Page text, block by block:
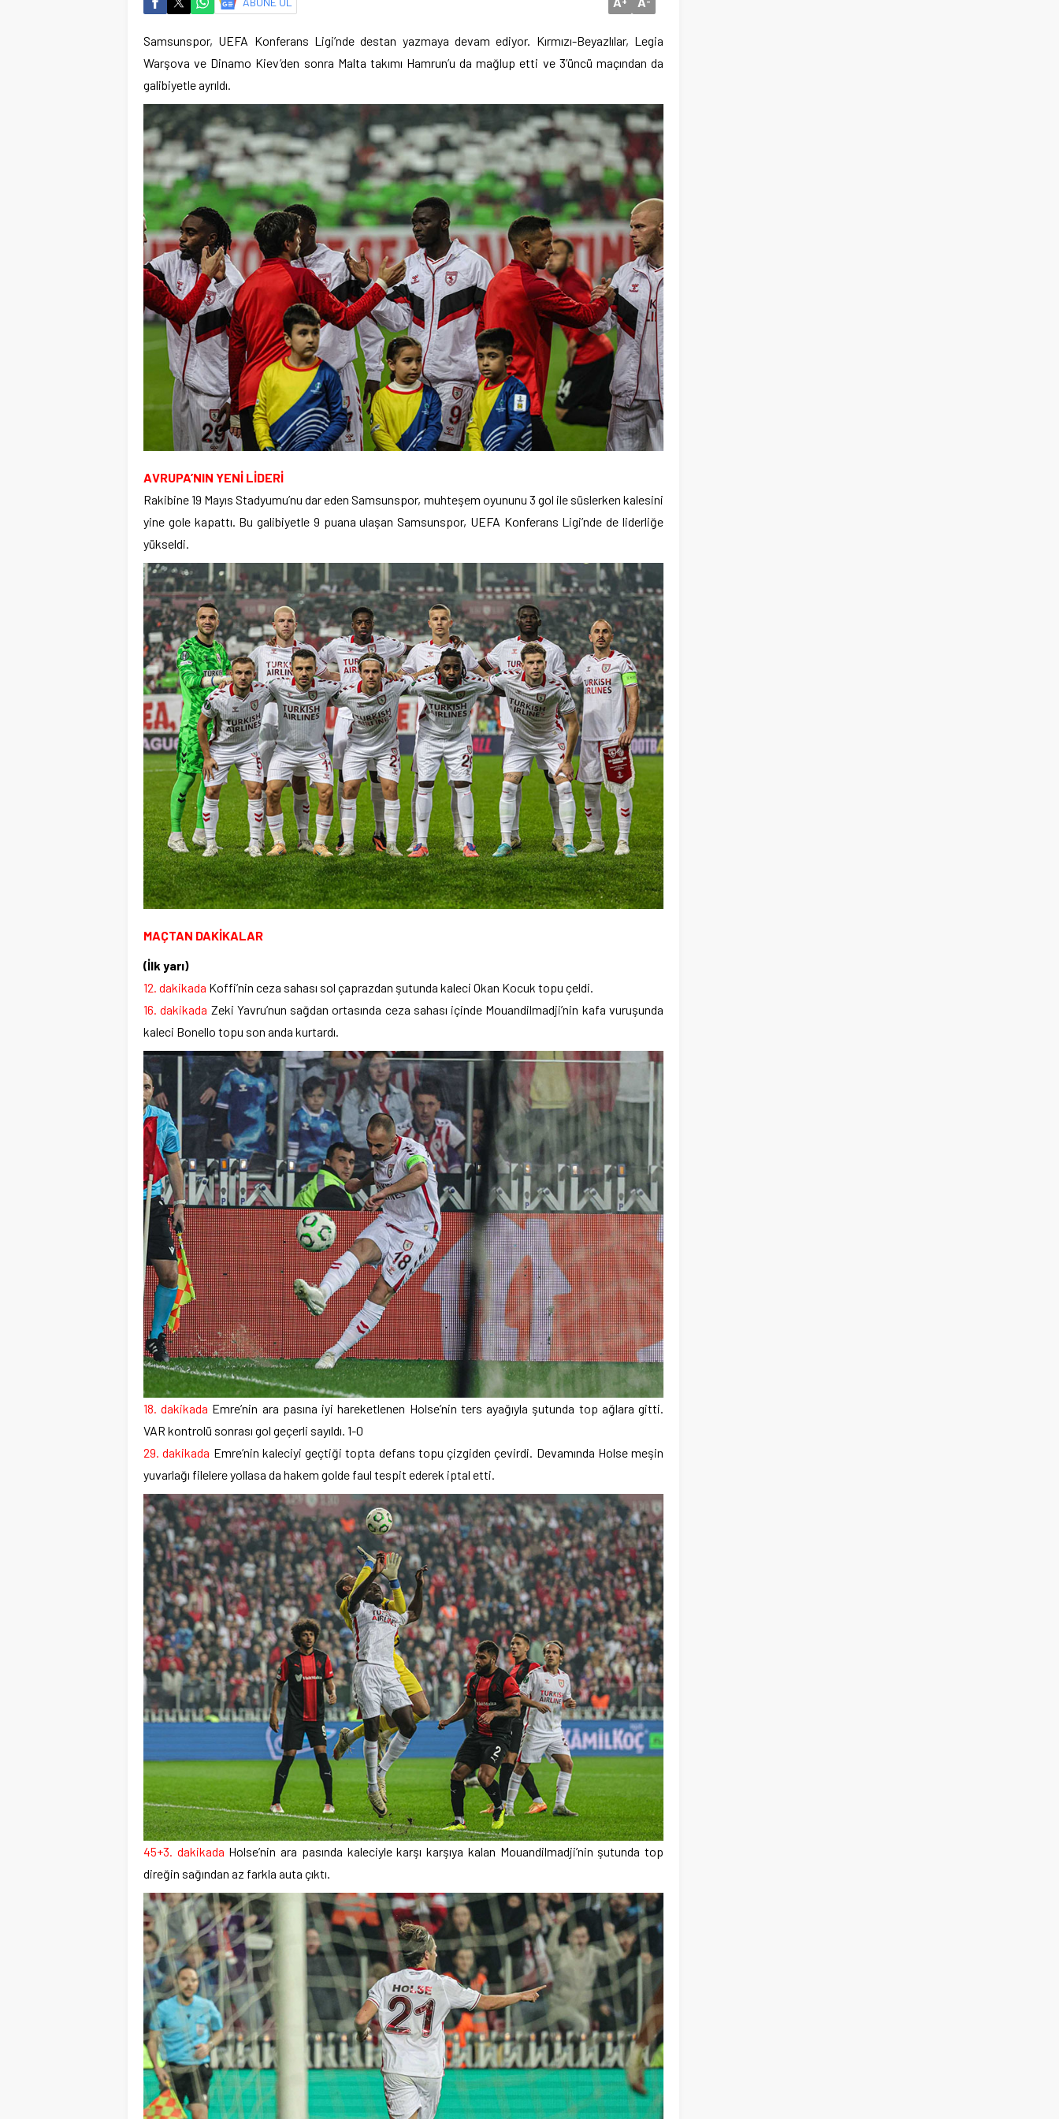
Samsunspor, UEFA Konferans Ligi’nde destan yazmaya devam ediyor. Kırmızı-Beyazlılar, Legia
Warşova ve Dinamo Kiev’den sonra Malta takımı Hamrun’u da mağlup etti ve 3’üncü maçından da
galibiyetle ayrıldı.
AVRUPA’NIN YENİ LİDERİ
Rakibine 19 Mayıs Stadyumu’nu dar eden Samsunspor, muhteşem oyununu 3 gol ile süslerken kalesini
yine gole kapattı. Bu galibiyetle 9 puana ulaşan Samsunspor, UEFA Konferans Ligi’nde de liderliğe
yükseldi.
MAÇTAN DAKİKALAR
(İlk yarı)
12. dakikada Koffi’nin ceza sahası sol çaprazdan şutunda kaleci Okan Kocuk topu çeldi.
16. dakikada Zeki Yavru’nun sağdan ortasında ceza sahası içinde Mouandilmadji’nin kafa vuruşunda
kaleci Bonello topu son anda kurtardı.
18. dakikada Emre’nin ara pasına iyi hareketlenen Holse’nin ters ayağıyla şutunda top ağlara gitti.
VAR kontrolü sonrası gol geçerli sayıldı. 1-0
29. dakikada Emre’nin kaleciyi geçtiği topta defans topu çizgiden çevirdi. Devamında Holse meşin
yuvarlağı filelere yollasa da hakem golde faul tespit ederek iptal etti.
45+3. dakikada Holse’nin ara pasında kaleciyle karşı karşıya kalan Mouandilmadji’nin şutunda top
direğin sağından az farkla auta çıktı.